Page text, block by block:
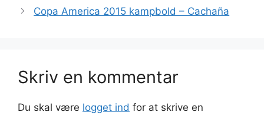
Copa America 2015 kampbold – Cachaña
Skriv en kommentar
Du skal være logget ind for at skrive en